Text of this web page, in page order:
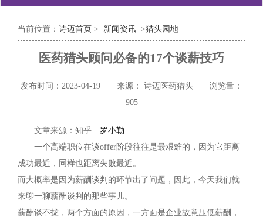
当前位置： 诗迈首页 > 新闻资讯 >猎头园地
医药猎头顾问必备的17个谈薪技巧
发布时间：2023-04-19 来源： 诗迈医药猎头
浏览量：
905
文章来源：知乎—罗小勒​
一个高端职位在谈offer阶段往往是最艰难的，因为它距离
成功最近，同样也距离失败最近。
而大概率是因为薪酬谈判的环节出了问题，因此，今天我们就
来聊一聊薪酬谈判的那些事儿。
薪酬谈不拢，两个方面的原因，一方面是企业故意压低薪酬，